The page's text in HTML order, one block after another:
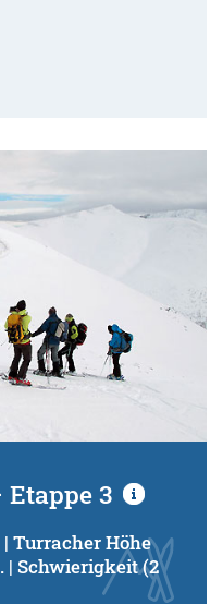
3
Turracher Höhe
| Schwierigkeit (2